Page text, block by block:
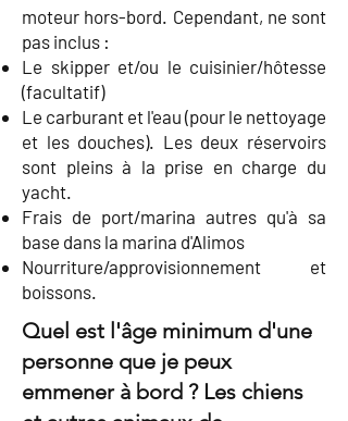
moteur hors-bord. Cependant, ne sont
pas inclus :
Le skipper et/ou le cuisinier/hôtesse
(facultatif)
Le carburant et l'eau (pour le nettoyage
et les douches). Les deux réservoirs
sont pleins à la prise en charge du
yacht.
Frais de port/marina autres qu'à sa
base dans la marina d'Alimos
Nourriture/approvisionnement et
boissons.
Quel est l'âge minimum d'une
personne que je peux
emmener à bord ? Les chiens